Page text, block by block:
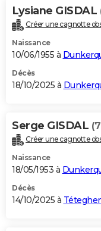
Alimentation
Guide de la santé
Maladies
Médicaments
Sommeil
VOYAGE
Destinations
City break
Voyage nature
Voyage de noces
Forum
Climat
+PHOTO
GUIDES D'ACHAT
BONS PLANS
Carte de Noël
Carte Bonne année
Carte Saint-Valentin
Carte Pâques
Carte d'anniversaire
DICTIONNAIRE
Dictionnaire
Biographies
Citations
Expressions
Proverbes
PROGRAMME TV
S'inscrire
Se connecter
Lycées
Collèges
Primaires
Universités
Entreprises
Service militaire
Avis de recherche
AVIS DE DÉCÈS
Lysiane GISDAL
Créer une cagnotte
Naissance
10/06/1955 à
Décès
18/10/2025 à
Serge GISDAL
Créer une cagnotte
Naissance
18/05/1953 à
Décès
14/10/2025 à